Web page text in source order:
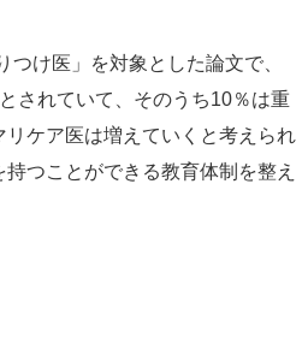
け医」を対象とした論文で、
されていて、そのうち10％は重
ケア医は増えていくと考えられ
つことができる教育体制を整え